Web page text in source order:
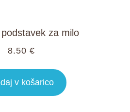
za milo
8.50 €
v košarico